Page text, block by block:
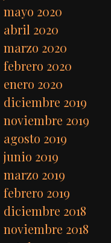
mayo 2020
abril 2020
marzo 2020
febrero 2020
enero 2020
diciembre 2019
noviembre 2019
agosto 2019
junio 2019
marzo 2019
febrero 2019
diciembre 2018
noviembre 2018